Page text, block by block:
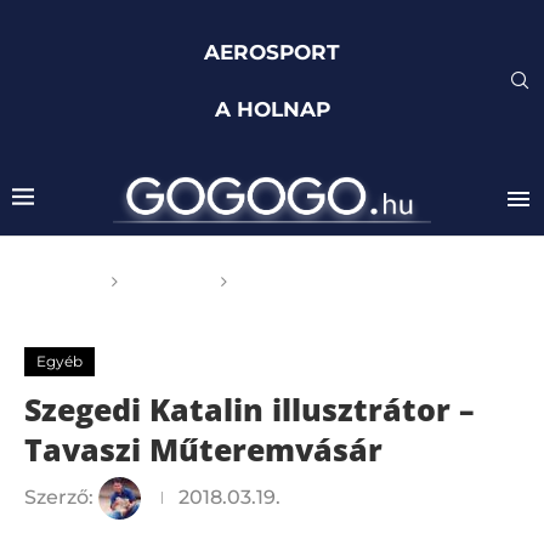
AEROSPORT
A HOLNAP
Egyéb
Szegedi Katalin illusztrátor –
Tavaszi Műteremvásár
Szerző: 2018.03.19.